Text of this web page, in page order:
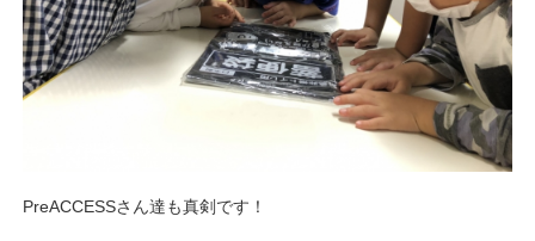
PreACCESSさん達も真剣です！